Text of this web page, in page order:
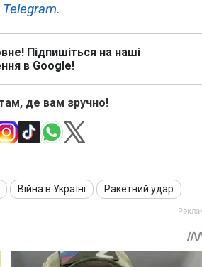
Підпишіться на наші
в Google!
де вам зручно!
Війна в Україні Ракетний удар